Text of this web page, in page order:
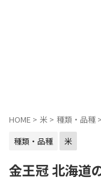
HOME > 米 > 種類・品種 >
種類・品種
米
金王冠 北海道